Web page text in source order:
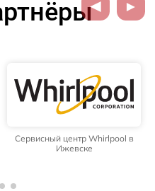
Сервисный центр Whirlpool в
Ижевске